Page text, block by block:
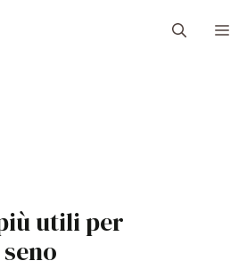
utili per